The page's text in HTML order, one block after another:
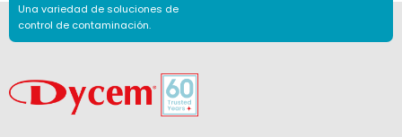
Una variedad de soluciones de
control de contaminación.